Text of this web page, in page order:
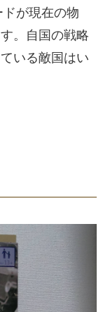
が現在の物
。自国の戦略
いる敵国はい